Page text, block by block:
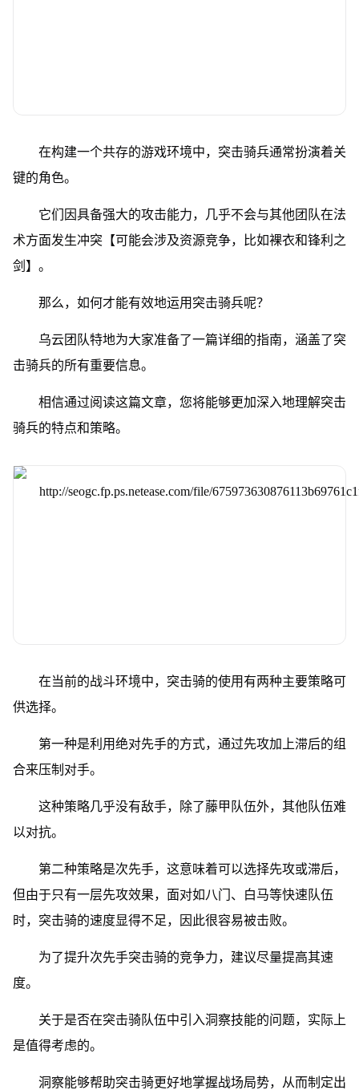
在构建一个共存的游戏环境中，突击骑兵通常扮演着关
键的角色。
它们因具备强大的攻击能力，几乎不会与其他团队在法
术方面发生冲突【可能会涉及资源竞争，比如裸衣和锋利之
剑】。
那么，如何才能有效地运用突击骑兵呢？
乌云团队特地为大家准备了一篇详细的指南，涵盖了突
击骑兵的所有重要信息。
相信通过阅读这篇文章，您将能够更加深入地理解突击
骑兵的特点和策略。
在当前的战斗环境中，突击骑的使用有两种主要策略可
供选择。
第一种是利用绝对先手的方式，通过先攻加上滞后的组
合来压制对手。
这种策略几乎没有敌手，除了藤甲队伍外，其他队伍难
以对抗。
第二种策略是次先手，这意味着可以选择先攻或滞后，
但由于只有一层先攻效果，面对如八门、白马等快速队伍
时，突击骑的速度显得不足，因此很容易被击败。
为了提升次先手突击骑的竞争力，建议尽量提高其速
度。
关于是否在突击骑队伍中引入洞察技能的问题，实际上
是值得考虑的。
洞察能够帮助突击骑更好地掌握战场局势，从而制定出